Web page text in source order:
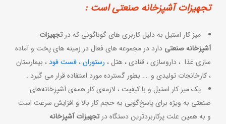
تجهیزات آشپزخانه صنعتی است :
میز کار استیل به دلیل کاربری های گوناگونی که درتجهیزات
آشپزخانه صنعتی دارد در مجموعه های فعال در زمینه های پخت و آماده
سازی غذا ، داروسازی ، قنادی ، هتل ، رستوران، فست فود، بیمارستان
، کارخانجات تولیدی و …. بطور گسترده مورد استفاده قرار می گیرد .
یک میز کار استیل و با کیفیت ، لازمه‌ی کار همه‌ی آشپزخانه‌های
صنعتی به ویژه برای پاسخ‌گویی به حجم کار بالا و افزایش سرعت است
و به همین علت پرکاربردترین دستگاه درتجهیزات آشپزخانه